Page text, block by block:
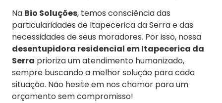
Na Bio Soluções, temos consciência das
particularidades de Itapecerica da Serra e das
necessidades de seus moradores. Por isso, nossa
desentupidora residencial em Itapecerica da
Serra prioriza um atendimento humanizado,
sempre buscando a melhor solução para cada
situação. Não hesite em nos chamar para um
orçamento sem compromisso!